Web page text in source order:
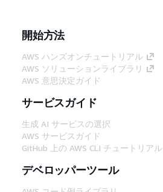
開始方法
AWS ハンズオンチュートリアル
AWS ソリューションライブラリ
AWS 意思決定ガイド
サービスガイド
生成 AI サービスの選択
AWS サービスガイド
GitHub 上の AWS CLI チュートリアル
デベロッパーツール